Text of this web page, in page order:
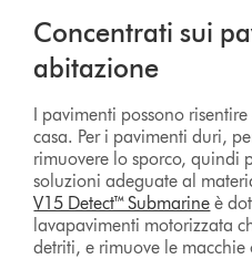
Concentrati sui
abitazione
I pavimenti possono
casa. Per i pavimenti duri,
rimuovere lo sporco, quindi
soluzioni adeguate al
V15 Detect™ Submarine è
lavapavimenti motorizzata
detriti, e rimuove le